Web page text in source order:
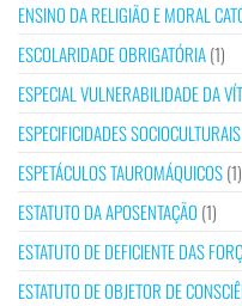
ENSINO DA RELIGIÃO E MORAL
ESCOLARIDADE OBRIGATÓRIA(1)
ESPECIAL VULNERABILIDADE DA
ESPECIFICIDADES SOCIOCULTURAIS
ESPETÁCULOS TAUROMÁQUICOS(1)
ESTATUTO DA APOSENTAÇÃO (1)
ESTATUTO DE DEFICIENTE DAS
ESTATUTO DE OBJETOR DE